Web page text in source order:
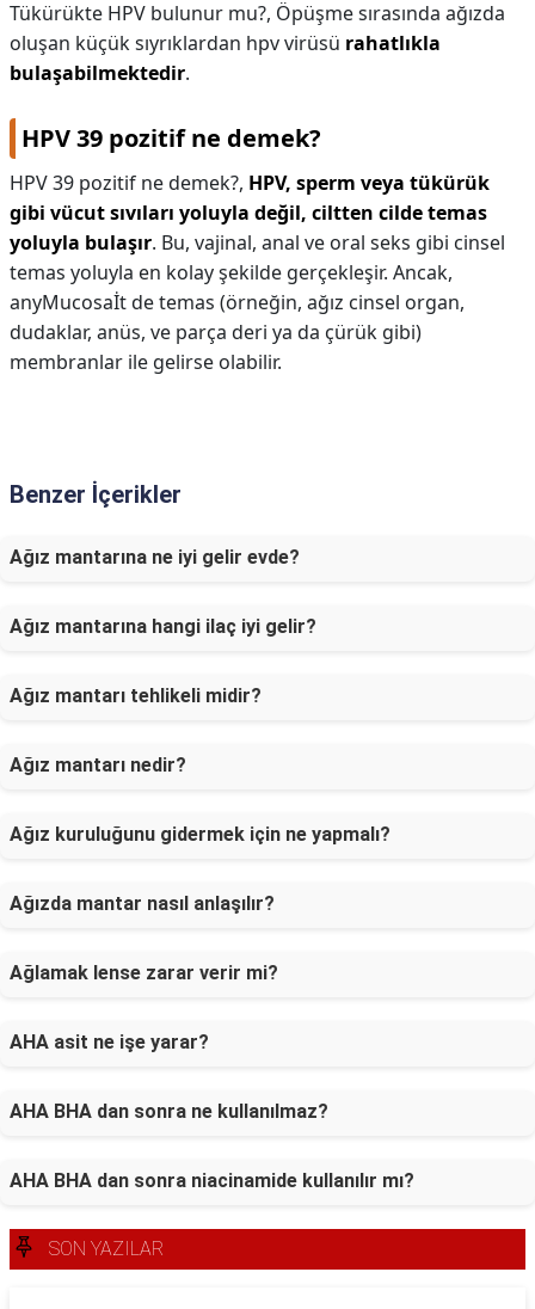
Tükürükte HPV bulunur mu?, Öpüşme sırasında ağızda
oluşan küçük sıyrıklardan hpv virüsü rahatlıkla
bulaşabilmektedir.
HPV 39 pozitif ne demek?
HPV 39 pozitif ne demek?, HPV, sperm veya tükürük
gibi vücut sıvıları yoluyla değil, ciltten cilde temas
yoluyla bulaşır. Bu, vajinal, anal ve oral seks gibi cinsel
temas yoluyla en kolay şekilde gerçekleşir. Ancak,
anyMucosaİt de temas (örneğin, ağız cinsel organ,
dudaklar, anüs, ve parça deri ya da çürük gibi)
membranlar ile gelirse olabilir.
Benzer İçerikler
Ağız mantarına ne iyi gelir evde?
Ağız mantarına hangi ilaç iyi gelir?
Ağız mantarı tehlikeli midir?
Ağız mantarı nedir?
Ağız kuruluğunu gidermek için ne yapmalı?
Ağızda mantar nasıl anlaşılır?
Ağlamak lense zarar verir mi?
AHA asit ne işe yarar?
AHA BHA dan sonra ne kullanılmaz?
AHA BHA dan sonra niacinamide kullanılır mı?
SON YAZILAR